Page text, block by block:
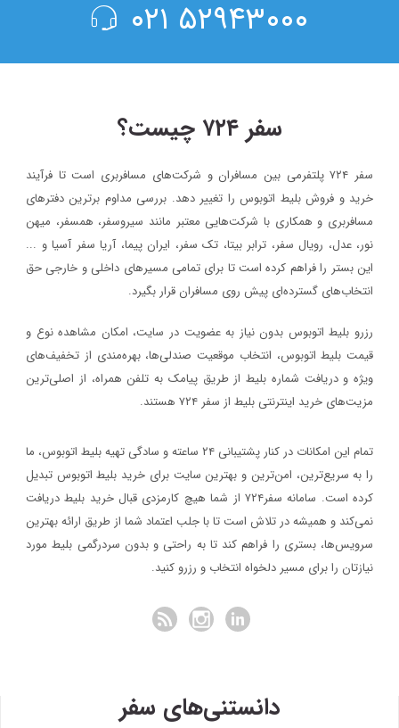
۵۲۹۴۳۰۰۰ ۰۲۱
سفر ۷۲۴ چیست؟
سفر ۷۲۴ پلتفرمی بین مسافران و شرکت‌های مسافربری است تا فرآیند
خرید و فروش بلیط اتوبوس را تغییر دهد. بررسی مداوم برترین دفترهای
مسافربری و همکاری با شرکت‌هایی معتبر مانند سیروسفر، همسفر، میهن‌
نور، عدل، رویال سفر، ترابر بیتا، تک سفر، ایران پیما، آریا سفر آسیا و ...
این بستر را فراهم کرده است تا برای تمامی مسیرهای داخلی و خارجی حق
انتخاب‌های گسترده‌ای پیش روی مسافران قرار بگیرد.
رزرو بلیط اتوبوس بدون نیاز به عضویت در سایت، امکان مشاهده نوع و
قیمت بلیط اتوبوس، انتخاب موقعیت صندلی‌ها، بهره‌مندی از تخفیف‌های
ویژه و دریافت شماره‌ بلیط از طریق پیامک به تلفن همراه، از اصلی‌ترین
مزیت‌های خرید اینترنتی بلیط از سفر ۷۲۴ هستند.
تمام این امکانات در کنار پشتیبانی‌ ۲۴ ساعته و سادگی تهیه بلیط اتوبوس، ما
را به سریع‌ترین، امن‌ترین و بهترین سایت برای خرید بلیط اتوبوس تبدیل
کرده است. سامانه سفر۷۲۴ از شما هیچ کارمزدی قبال خرید بلیط دریافت
نمی‌کند و همیشه در تلاش است تا با جلب اعتماد شما از طریق ارائه بهترین
سرویس‌ها، بستری را فراهم کند تا به راحتی و بدون سردرگمی بلیط مورد
نیازتان را برای مسیر دلخواه انتخاب و رزرو کنید.
دانستنی‌های سفر